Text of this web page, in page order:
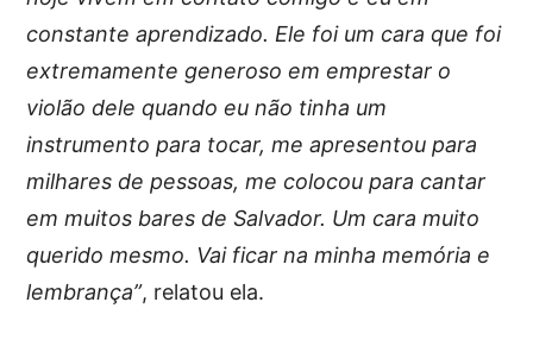
constante aprendizado. Ele foi um cara que foi
extremamente generoso em emprestar o
violão dele quando eu não tinha um
instrumento para tocar, me apresentou para
milhares de pessoas, me colocou para cantar
em muitos bares de Salvador. Um cara muito
querido mesmo. Vai ficar na minha memória e
lembrança”, relatou ela.